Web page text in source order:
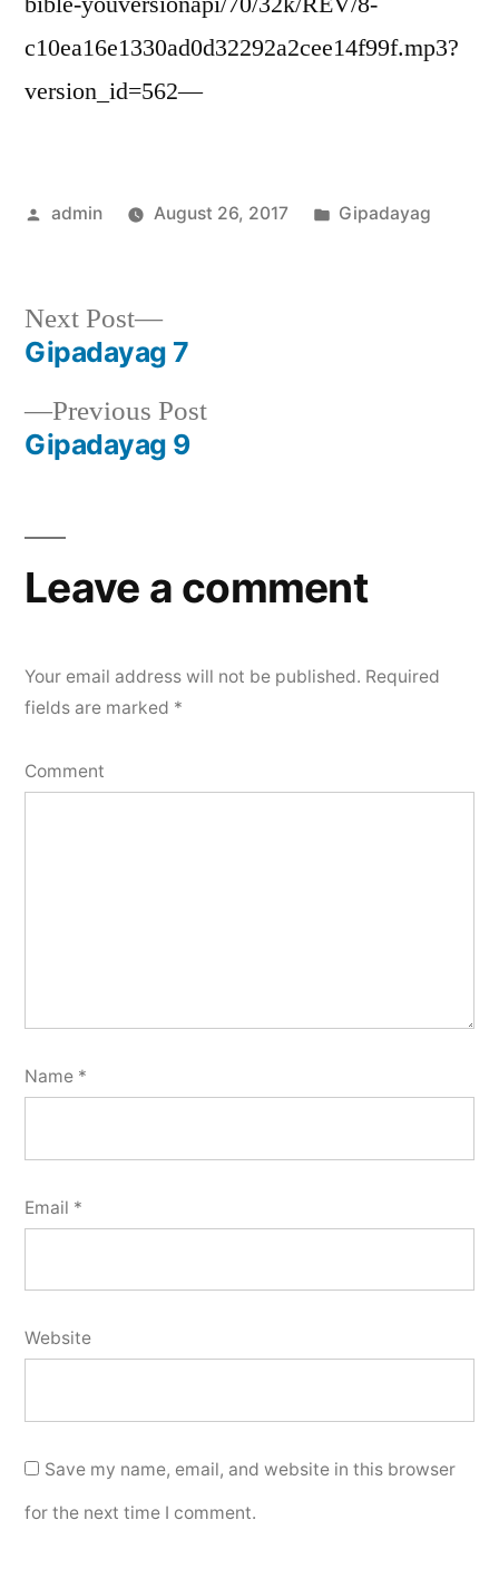
c10ea16e1330ad0d32292a2cee14f99f.mp3?
version_id=562—
Posted
admin August 26, 2017
Posted
Gipadayag
Post
navigation
Previous PostPrevious
Gipadayag 9
Next Post
Next
post:
Gipadayag 7
Leave a comment
Your email address will not be published. Required
fields are marked *
Comment
Name *
Email *
Website
Save my name, email, and website in this browser
for the next time I comment.